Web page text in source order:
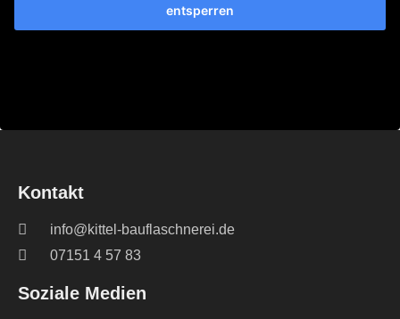
entsperren
Kontakt
info@kittel-bauflaschnerei.de
07151 4 57 83
Soziale Medien